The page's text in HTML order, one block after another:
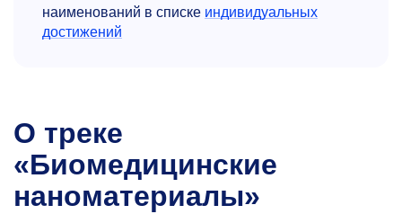
наименований в списке индивидуальных
достижений
О треке
«Биомедицинские
наноматериалы»